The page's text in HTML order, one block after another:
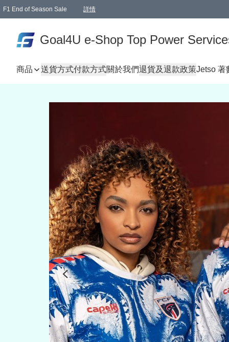
F1 End of Season Sale 詳情
Goal4U e-Shop Top Power
商品 送貨方式付款方式關於我們退貨及退款政策Jetso 著